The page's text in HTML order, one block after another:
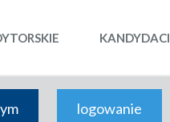
KANDYDACI
logowanie